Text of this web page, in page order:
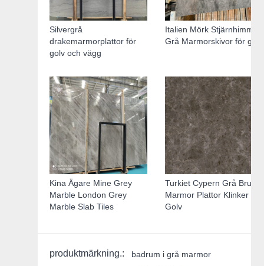
Silvergrå
drakemarmorplattor för
golv och vägg
Italien Mörk Stjärnhimmel
Grå Marmorskivor för golv
Kina Ägare Mine Grey
Marble London Grey
Marble Slab Tiles
Turkiet Cypern Grå Brun
Marmor Plattor Klinker
Golv
produktmärkning.:
badrum i grå marmor